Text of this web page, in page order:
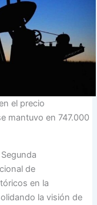
el precio
mantuvo en 747.000
de
en la
la visión de